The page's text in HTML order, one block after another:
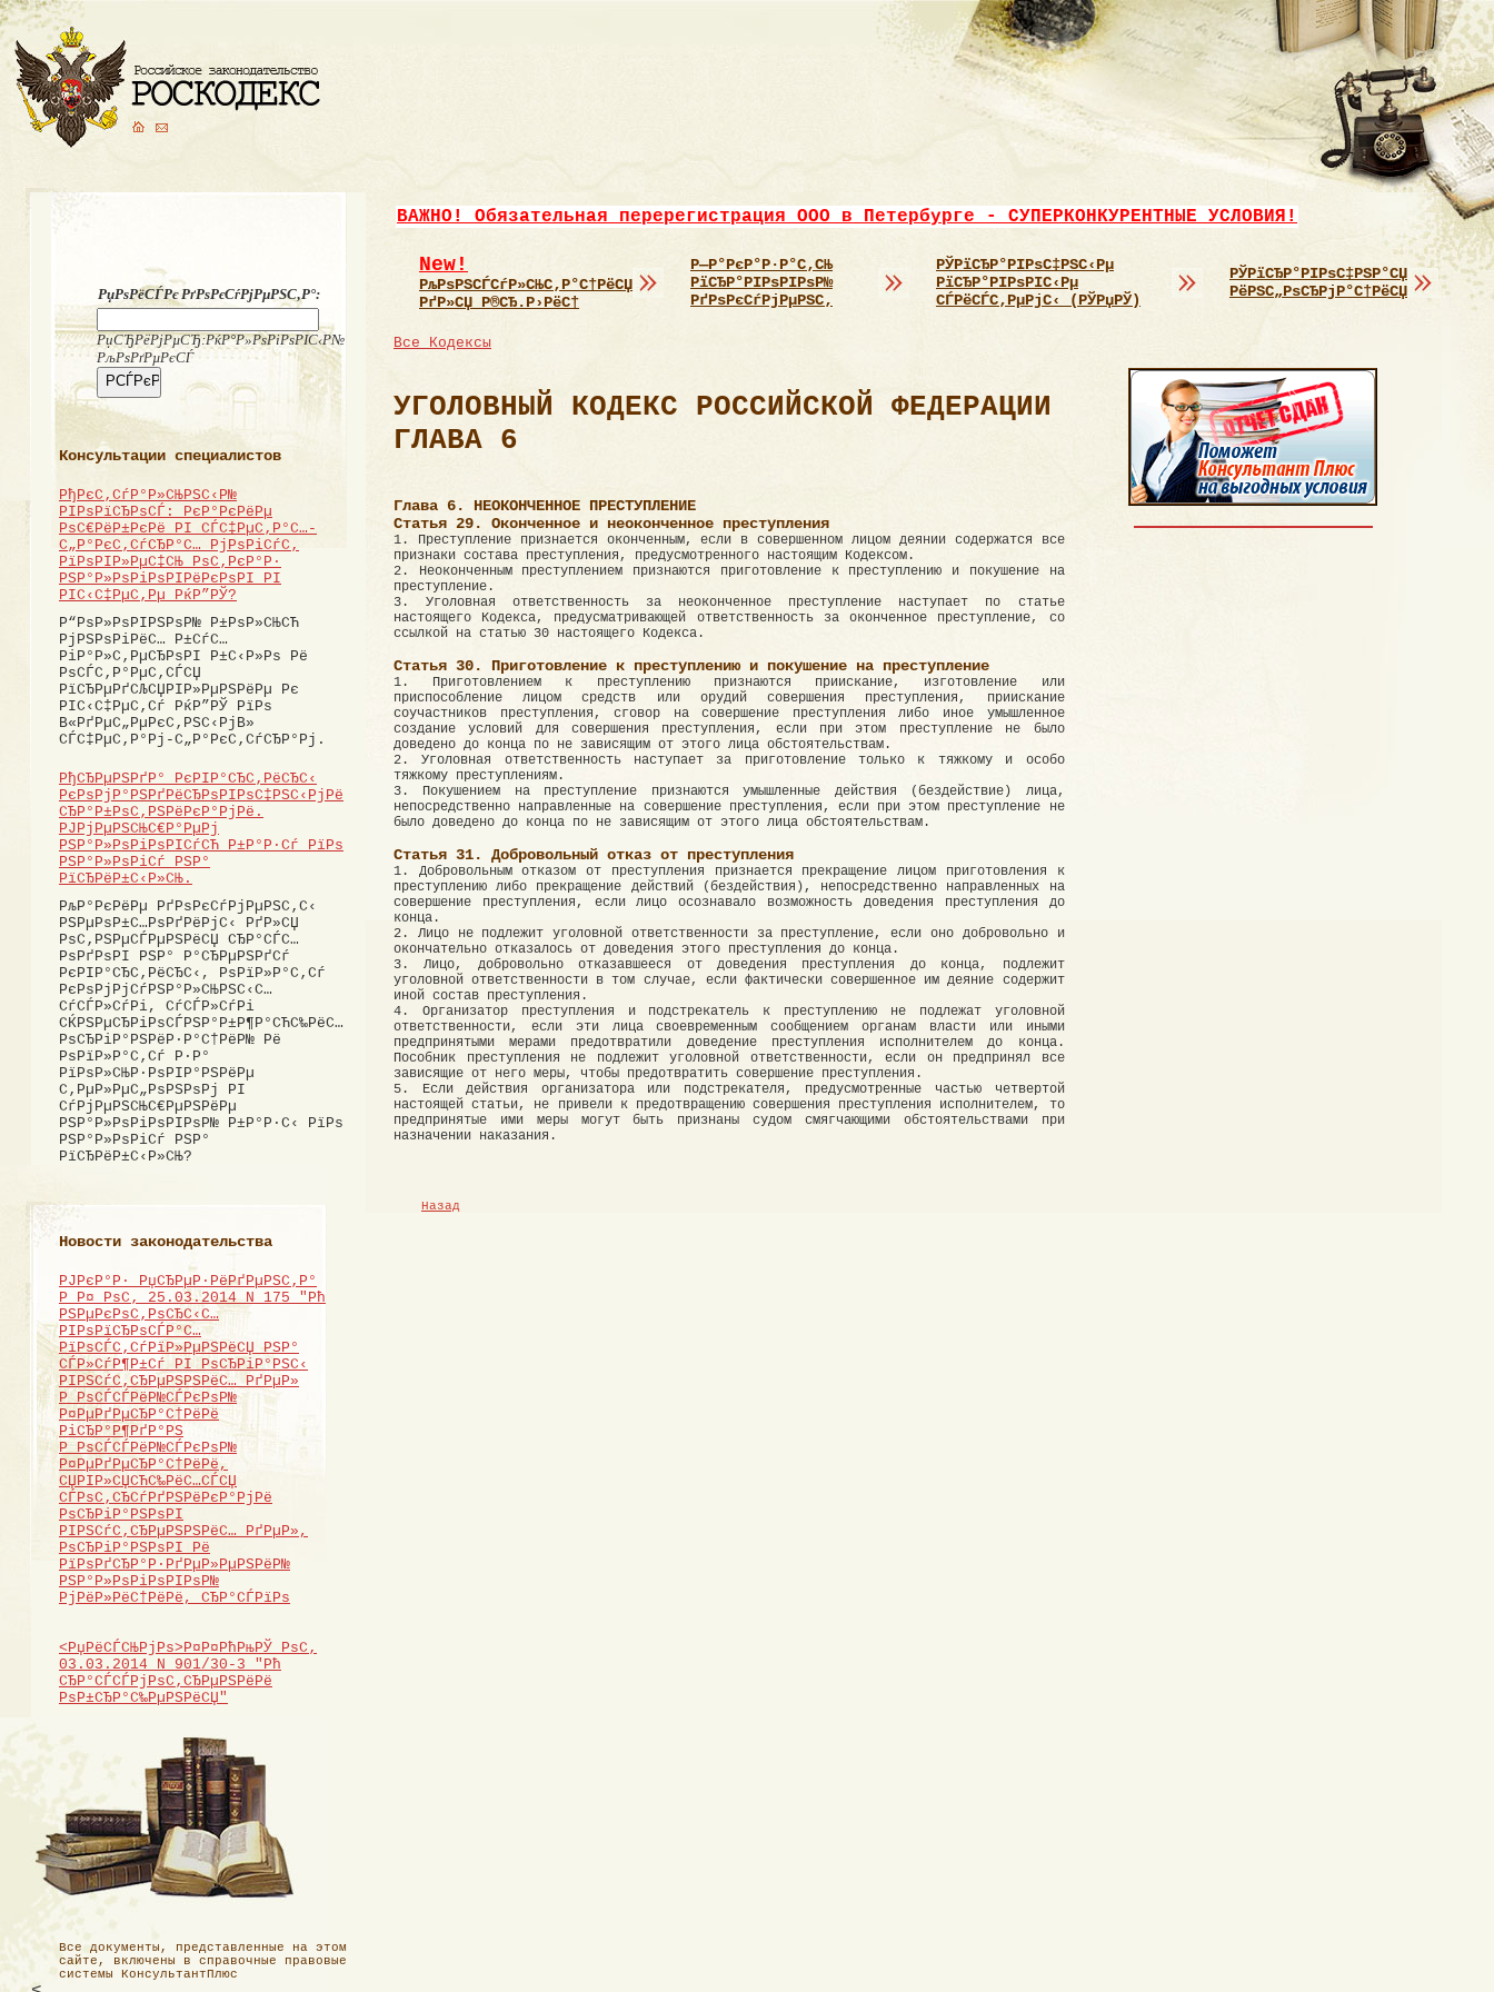
РџРѕРёСЃРє РґРѕРєСѓРјРµРЅС‚Р°:
РџСЂРёРјРµСЂ:РќР°Р»РѕРіРѕРІС‹Р№
РљРѕРґРµРєСЃ
Консультации специалистов
РђРєС‚СѓР°Р»СЊРЅС‹Р№
РІРѕРїСЂРѕСЃ: РєР°РєРёРµ
РѕС€РёР±РєРё РІ СЃС‡РµС‚Р°С…-
С„Р°РєС‚СѓСЂР°С… РјРѕРіСѓС‚
РїРѕРІР»РµС‡СЊ РѕС‚РєР°Р·
РЅР°Р»РѕРіРѕРІРёРєРѕРІ РІ
РІС‹С‡РµС‚Рµ РќР”РЎ?
Р“РѕР»РѕРІРЅРѕР№ Р±РѕР»СЊСЋ
РјРЅРѕРіРёС… Р±СѓС…
РіР°Р»С‚РµСЂРѕРІ Р±С‹Р»Рѕ Рё
РѕСЃС‚Р°РµС‚СЃСЏ
РїСЂРµРґСЉСЏРІР»РµРЅРёРµ Рє
РІС‹С‡РµС‚Сѓ РќР”РЎ РїРѕ
В«РґРµС„РµРєС‚РЅС‹РјВ»
СЃС‡РµС‚Р°Рј-С„Р°РєС‚СѓСЂР°Рј.
РђСЂРµРЅРґР° РєРІР°СЂС‚РёСЂС‹
РєРѕРјР°РЅРґРёСЂРѕРІРѕС‡РЅС‹РјРё
СЂР°Р±РѕС‚РЅРёРєР°РјРё.
РЈРјРµРЅСЊС€Р°РµРј
РЅР°Р»РѕРіРѕРІСѓСЋ Р±Р°Р·Сѓ РїРѕ
РЅР°Р»РѕРіСѓ РЅР°
РїСЂРёР±С‹Р»СЊ.
РљР°РєРёРµ РґРѕРєСѓРјРµРЅС‚С‹
РЅРµРѕР±С…РѕРґРёРјС‹ РґР»СЏ
РѕС‚РЅРµСЃРµРЅРёСЏ СЂР°СЃС…
РѕРґРѕРІ РЅР° Р°СЂРµРЅРґСѓ
РєРІР°СЂС‚РёСЂС‹, РѕРїР»Р°С‚Сѓ
РєРѕРјРјСѓРЅР°Р»СЊРЅС‹С…
СѓСЃР»СѓРі, СѓСЃР»СѓРі
СЌРЅРµСЂРіРѕСЃРЅР°Р±Р¶Р°СЋС‰РёС…
РѕСЂРіР°РЅРёР·Р°С†РёР№ Рё
РѕРїР»Р°С‚Сѓ Р·Р°
РїРѕР»СЊР·РѕРІР°РЅРёРµ
С‚РµР»РµС„РѕРЅРѕРј РІ
СѓРјРµРЅСЊС€РµРЅРёРµ
РЅР°Р»РѕРіРѕРІРѕР№ Р±Р°Р·С‹ РїРѕ
РЅР°Р»РѕРіСѓ РЅР°
РїСЂРёР±С‹Р»СЊ?
Новости законодательства
РЈРєР°Р· РџСЂРµР·РёРґРµРЅС‚Р°
Р Р¤ РѕС‚ 25.03.2014 N 175 "Рћ
РЅРµРєРѕС‚РѕСЂС‹С…
РІРѕРїСЂРѕСЃР°С…
РїРѕСЃС‚СѓРїР»РµРЅРёСЏ РЅР°
СЃР»СѓР¶Р±Сѓ РІ РѕСЂРіР°РЅС‹
РІРЅСѓС‚СЂРµРЅРЅРёС… РґРµР»
Р РѕСЃСЃРёР№СЃРєРѕР№
Р¤РµРґРµСЂР°С†РёРё
РіСЂР°Р¶РґР°РЅ
Р РѕСЃСЃРёР№СЃРєРѕР№
Р¤РµРґРµСЂР°С†РёРё,
СЏРІР»СЏСЋС‰РёС…СЃСЏ
СЃРѕС‚СЂСѓРґРЅРёРєР°РјРё
РѕСЂРіР°РЅРѕРІ
РІРЅСѓС‚СЂРµРЅРЅРёС… РґРµР»,
РѕСЂРіР°РЅРѕРІ Рё
РїРѕРґСЂР°Р·РґРµР»РµРЅРёР№
РЅР°Р»РѕРіРѕРІРѕР№
РјРёР»РёС†РёРё, СЂР°СЃРїРѕ
<РџРёСЃСЊРјРѕ>Р¤Р¤РћРњРЎ РѕС‚
03.03.2014 N 901/30-3 "Рћ
СЂР°СЃСЃРјРѕС‚СЂРµРЅРёРё
РѕР±СЂР°С‰РµРЅРёСЏ"
Все документы, представленные на этом
сайте, включены в справочные правовые
системы КонсультантПлюс
ВАЖНО! Обязательная перерегистрация ООО в Петербурге - СУПЕРКОНКУРЕНТНЫЕ УСЛОВИЯ!
New!
РљРѕРЅСЃСѓР»СЊС‚Р°С†РёСЏ
РґР»СЏ Р®СЂ.Р›РёС†
Р—Р°РєР°Р·Р°С‚СЊ
РїСЂР°РІРѕРІРѕР№
РґРѕРєСѓРјРµРЅС‚
РЎРїСЂР°РІРѕС‡РЅС‹Рµ
РїСЂР°РІРѕРІС‹Рµ
СЃРёСЃС‚РµРјС‹ (РЎРџРЎ)
РЎРїСЂР°РІРѕС‡РЅР°СЏ
РёРЅС„РѕСЂРјР°С†РёСЏ
Все Кодексы
УГОЛОВНЫЙ КОДЕКС РОССИЙСКОЙ ФЕДЕРАЦИИ
ГЛАВА 6
Глава 6. НЕОКОНЧЕННОЕ ПРЕСТУПЛЕНИЕ
Статья 29. Оконченное и неоконченное преступления
1. Преступление признается оконченным, если в совершенном лицом деянии содержатся все
признаки состава преступления, предусмотренного настоящим Кодексом.
2. Неоконченным преступлением признаются приготовление к преступлению и покушение на
преступление.
3. Уголовная ответственность за неоконченное преступление наступает по статье
настоящего Кодекса, предусматривающей ответственность за оконченное преступление, со
ссылкой на статью 30 настоящего Кодекса.
Статья 30. Приготовление к преступлению и покушение на преступление
1. Приготовлением к преступлению признаются приискание, изготовление или
приспособление лицом средств или орудий совершения преступления, приискание
соучастников преступления, сговор на совершение преступления либо иное умышленное
создание условий для совершения преступления, если при этом преступление не было
доведено до конца по не зависящим от этого лица обстоятельствам.
2. Уголовная ответственность наступает за приготовление только к тяжкому и особо
тяжкому преступлениям.
3. Покушением на преступление признаются умышленные действия (бездействие) лица,
непосредственно направленные на совершение преступления, если при этом преступление не
было доведено до конца по не зависящим от этого лица обстоятельствам.
Статья 31. Добровольный отказ от преступления
1. Добровольным отказом от преступления признается прекращение лицом приготовления к
преступлению либо прекращение действий (бездействия), непосредственно направленных на
совершение преступления, если лицо осознавало возможность доведения преступления до
конца.
2. Лицо не подлежит уголовной ответственности за преступление, если оно добровольно и
окончательно отказалось от доведения этого преступления до конца.
3. Лицо, добровольно отказавшееся от доведения преступления до конца, подлежит
уголовной ответственности в том случае, если фактически совершенное им деяние содержит
иной состав преступления.
4. Организатор преступления и подстрекатель к преступлению не подлежат уголовной
ответственности, если эти лица своевременным сообщением органам власти или иными
предпринятыми мерами предотвратили доведение преступления исполнителем до конца.
Пособник преступления не подлежит уголовной ответственности, если он предпринял все
зависящие от него меры, чтобы предотвратить совершение преступления.
5. Если действия организатора или подстрекателя, предусмотренные частью четвертой
настоящей статьи, не привели к предотвращению совершения преступления исполнителем, то
предпринятые ими меры могут быть признаны судом смягчающими обстоятельствами при
назначении наказания.
Назад